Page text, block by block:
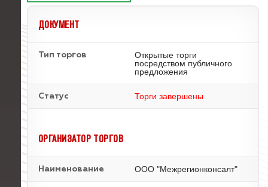
ДОКУМЕНТ
Тип торгов
Открытые торги
посредством публичного
предложения
Статус Торги завершены
ОРГАНИЗАТОР ТОРГОВ
Наименование ООО "Межрегионконсалт"